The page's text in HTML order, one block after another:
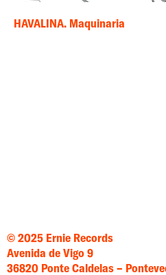
HAVALINA. Maquinaria
© 2025 Ernie Records
Avenida de Vigo 9
36820 Ponte Caldelas –